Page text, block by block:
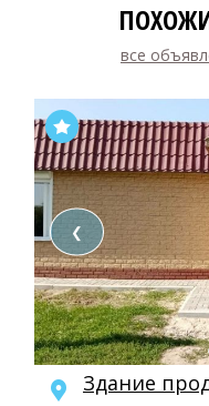
все
❮
Здание